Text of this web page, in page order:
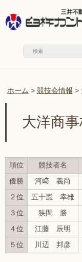
ホーム > 競技会情報 >
大洋商
順位 競技者名
優勝 河﨑 義尚
２位 五十嵐 幸雄
３位 狭間 勝
４位 江藤 辰明
５位 川辺 邦彦